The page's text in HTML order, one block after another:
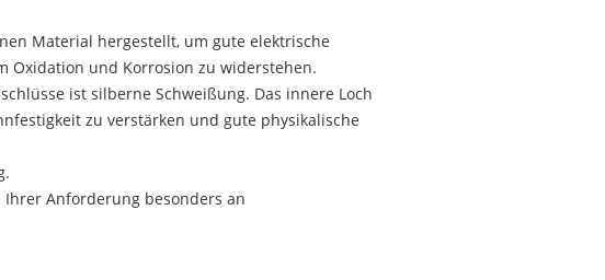
Material hergestellt, um gute elektrische
Oxidation und Korrosion zu widerstehen.
ist silberne Schweißung. Das innere Loch
zu verstärken und gute physikalische
Ihrer Anforderung besonders an